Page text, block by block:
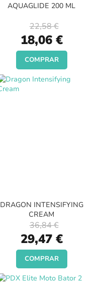
AQUAGLIDE 200 ML
Special
Price
18,06 €
22,58 €
COMPRAR
DRAGON INTENSIFYING
CREAM
Special
Price
29,47 €
36,84 €
COMPRAR